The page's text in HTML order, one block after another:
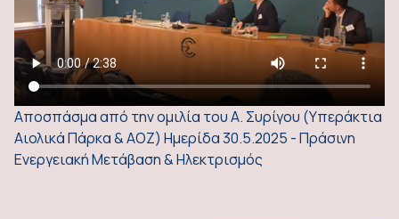
Αποσπάσμα από την ομιλία του Α. Συρίγου (Υπεράκτια
Αιολικά Πάρκα & ΑΟΖ) Ημερίδα 30.5.2025 - Πράσινη
Ενεργειακή Μετάβαση & Ηλεκτρισμός